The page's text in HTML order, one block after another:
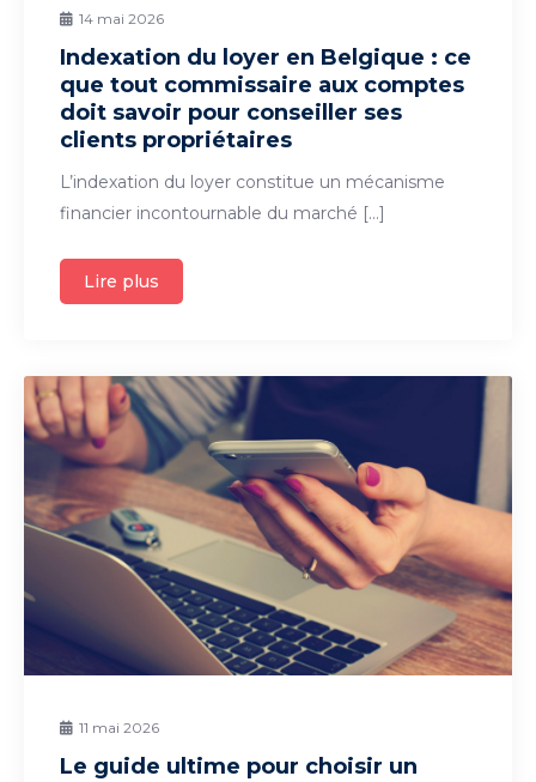
14 mai 2026
Indexation du loyer en Belgique : ce
que tout commissaire aux comptes
doit savoir pour conseiller ses
clients propriétaires
L’indexation du loyer constitue un mécanisme
financier incontournable du marché […]
Lire plus
11 mai 2026
Le guide ultime pour choisir un